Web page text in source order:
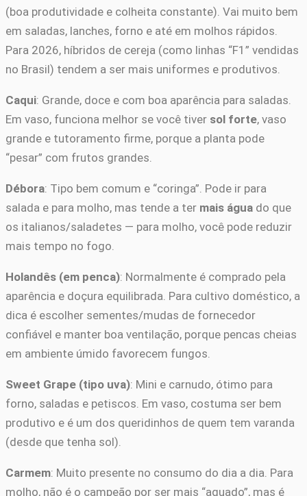
(boa produtividade e colheita constante). Vai muito bem
em saladas, lanches, forno e até em molhos rápidos.
Para 2026, híbridos de cereja (como linhas “F1” vendidas
no Brasil) tendem a ser mais uniformes e produtivos.
Caqui: Grande, doce e com boa aparência para saladas.
Em vaso, funciona melhor se você tiver sol forte, vaso
grande e tutoramento firme, porque a planta pode
“pesar” com frutos grandes.
Débora: Tipo bem comum e “coringa”. Pode ir para
salada e para molho, mas tende a ter mais água do que
os italianos/saladetes — para molho, você pode reduzir
mais tempo no fogo.
Holandês (em penca): Normalmente é comprado pela
aparência e doçura equilibrada. Para cultivo doméstico, a
dica é escolher sementes/mudas de fornecedor
confiável e manter boa ventilação, porque pencas cheias
em ambiente úmido favorecem fungos.
Sweet Grape (tipo uva): Mini e carnudo, ótimo para
forno, saladas e petiscos. Em vaso, costuma ser bem
produtivo e é um dos queridinhos de quem tem varanda
(desde que tenha sol).
Carmem: Muito presente no consumo do dia a dia. Para
molho, não é o campeão por ser mais “aguado”, mas é